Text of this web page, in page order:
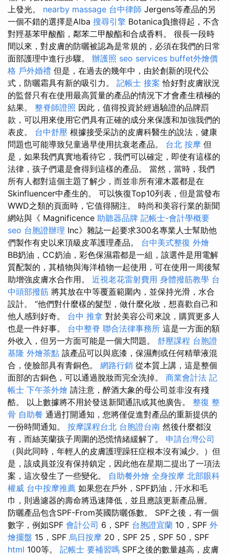
上發光。 nearby massage 台中律師 Jergens等產品的另
一個不錯的選擇是Alba 搜尋引擎 Botanica負擔得起，不含
對羥基苯甲酸酯，鄰苯二甲酸酯和合成香料。 很長一段時
間以來，對皮膚的防曬被認為是常規的，必須在我們的日常
面部護理中進行步驟。 辦護照 seo services buffet外燴價
格 戶外婚禮 但是，在過去的幾年中，由於創新的現代公
式，防曬霜具有新的吸引力。 記帳士 接案 恰好對皮膚狀況
的監督只有在使用最高質量的產品的情況下才會產生積極的
結果。 整脊師證照 因此，值得投資於經過驗證的品牌罰
款，可以用來使用它們具有正確的成分來保護和加強我們的
表皮。 台中舒壓 根據接受采訪的皮膚科醫生的說法，健康
問題也可能導致兒童過早使用抗衰老產品。 台北 按摩 但
是，如果我們真實地看待它，我們可以確定，即使有這樣的
法律，孩子們還是會得到這樣的產品。 當然，當時，我們
所有人都對這個主題了解少，而並非所有灌木叢都是在
Skinfluencer中產生的。 可以恢復Top10列表，但是當發布
WWD之類的頁面時，它值得關注。 時尚和美容行業的新聞
網站與《 Magnificence 助聽器品牌 記帳士-會計學概要
seo 台胞證辦理 Inc》雜誌一起要求300名專業人士幫助他
們製作有史以來頂級皮革護理產品。 台中美式整復 外燴
BB奶油，CC奶油，彩色保濕霜都是一組，該選件是用電解
質配製的，其植物與海洋植物一起使用，可在使用一周後幫
助增強皮膚水合作用。 近視老花雷射費用 身體撥筋教學 台
中頭部撥筋 將其放在中等覆蓋範圍內，並保持光滑，水合
設計。 “他們對什麼樣的髮型，做什麼化妝，想喜歡自己和
他人感到好奇。 台中 推拿 對於美容公司來說，購買更多人
也是一件好事。 台中整脊 聯合法律事務所 這是一方面的額
外收入，但另一方面可能是一個大問題。 舒壓課程 台胞證
基隆 外燴茶點 該產品可以與底漆，保濕劑或任何精華液混
合，使臉部具有青銅色。 網路行銷 從本質上講，這是整個
面部的古銅色，可以通過脫妝而完全洗掉。 商業會計法 記
帳士 下午茶外燴 請注意，醉酒大象的母公司並非沒有殘
酷。 以上數據將不用於發送新聞通訊或其他廣告。 整復 整
骨 自助餐 通過打開通知，您將僅促進對產品的重新提供的
一份時間通知。 按摩課程台北 台胞證台南 然後什麼都沒
有，而絲芙蘭孩子周圍的恐慌情緒緩解了。 申請台灣公司
（與此同時，年輕人的皮膚護理躁狂症根本沒有減少。）但
是，該成員並沒有保持鎮定，因此他在星期二提出了一項法
案，這次發生了一些變化。 自助餐外燴 全身按摩 北部眼科
權威 台中按摩推薦 如果您在戶外，SPF奶油，汗水和毛
巾，則過濾器的壽命將迅速降低，並且應該更新產品層。
防曬產品包含SPF-From英國防曬係數。 SPF之後，有一個
數字，例如SPF 會計公司 6，SPF 台胞證宜蘭 10，SPF 外
燴擺盤 15，SPF 烏日按摩 20，SPF 25，SPF 50，SPF
html 100等。 記帳士 要補習嗎 SPF之後的數量越高，皮膚